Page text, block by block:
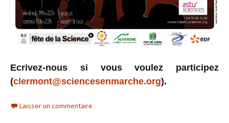
Ecrivez-nous si vous voulez participez
(clermont@sciencesenmarche.org).
Laisser un commentaire